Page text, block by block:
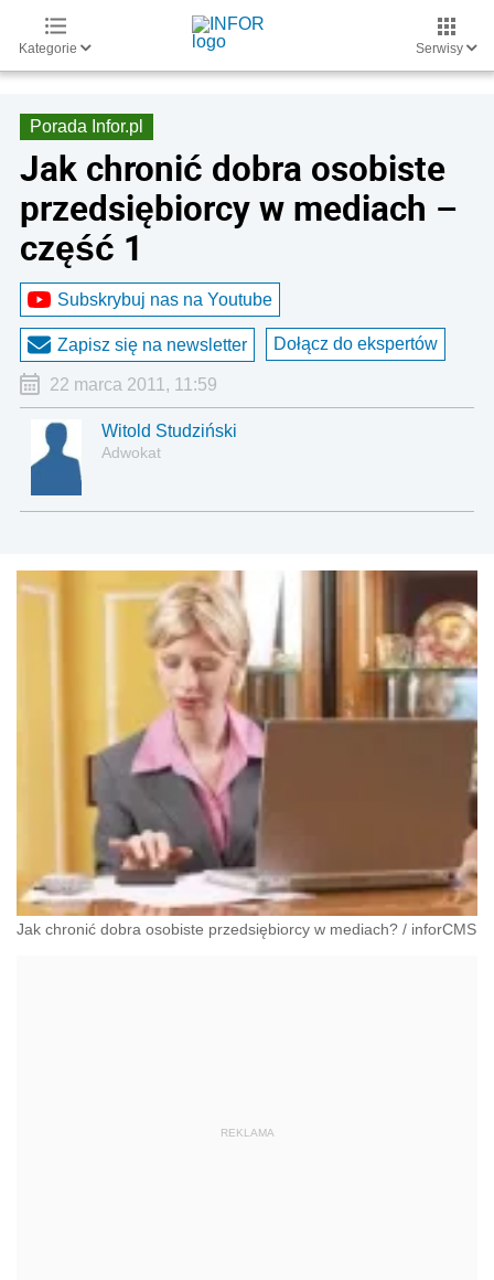
Kategorie Serwisy
Porada Infor.pl
Jak chronić dobra osobiste
przedsiębiorcy w mediach –
część 1
Subskrybuj nas na Youtube
Zapisz się na newsletter Dołącz do ekspertów
22 marca 2011, 11:59
Witold Studziński
Adwokat
Jak chronić dobra osobiste przedsiębiorcy w mediach? / inforCMS